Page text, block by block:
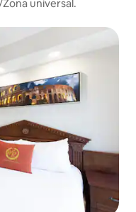
universal.